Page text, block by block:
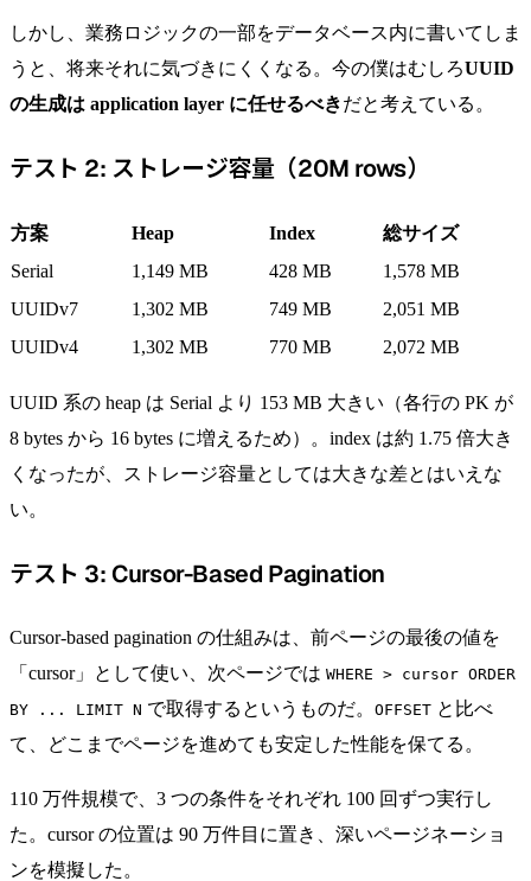
しかし、業務ロジックの一部をデータベース内に書いてしま
うと、将来それに気づきにくくなる。今の僕はむしろUUID
の生成は application layer に任せるべきだと考えている。
テスト 2: ストレージ容量（20M rows）
方案 Heap Index
総サイズ
Serial
1,149 MB 428 MB
1,578 MB
UUIDv7
1,302 MB 749 MB
2,051 MB
UUIDv4
1,302 MB 770 MB 2,072 MB
UUID 系の heap は Serial より 153 MB 大きい（各行の PK が
8 bytes から 16 bytes に増えるため）。index は約 1.75 倍大き
くなったが、ストレージ容量としては大きな差とはいえな
い。
テスト 3: Cursor-Based Pagination
Cursor-based pagination の仕組みは、前ページの最後の値を
「cursor」として使い、次ページでは WHERE > cursor ORDER
BY ... LIMIT N で取得するというものだ。 OFFSET と比べ
て、どこまでページを進めても安定した性能を保てる。
110 万件規模で、3 つの条件をそれぞれ 100 回ずつ実行し
た。cursor の位置は 90 万件目に置き、深いページネーショ
ンを模擬した。